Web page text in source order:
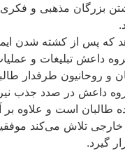
بزرگان مذهبی و فکری
که پس از کشته شدن
داعش تبلیغات و
و روحانیون طرفدار
داعش در صدد جذب
طالبان است و علاوه
تلاش می‌کند
گیرد.